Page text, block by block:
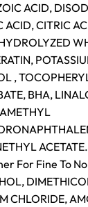
Go To Shop
ACID,
ACID, CITRIC
,
BHA,
For Fine To
CHLORIDE,